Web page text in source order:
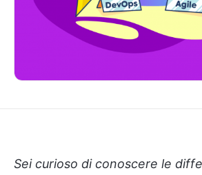
Sei curioso di conoscere le